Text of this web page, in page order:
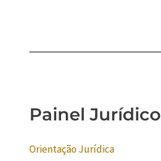
Painel Jurídico
Orientação Jurídica